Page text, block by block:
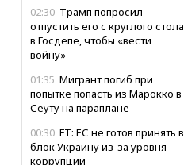
02:30 Трамп попросил
отпустить его с круглого стола
в Госдепе, чтобы «вести
войну»
01:35 Мигрант погиб при
попытке попасть из Марокко в
Сеуту на параплане
00:30 FT: ЕС не готов принять в
блок Украину из-за уровня
коррупции